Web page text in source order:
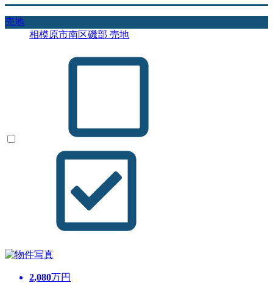
売地
相模原市南区磯部 売地
2,080万円